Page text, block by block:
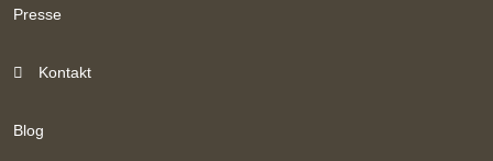
Presse
Kontakt
Blog